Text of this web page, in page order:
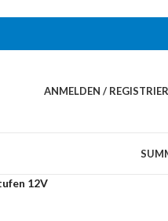
ANMELDEN /
12V